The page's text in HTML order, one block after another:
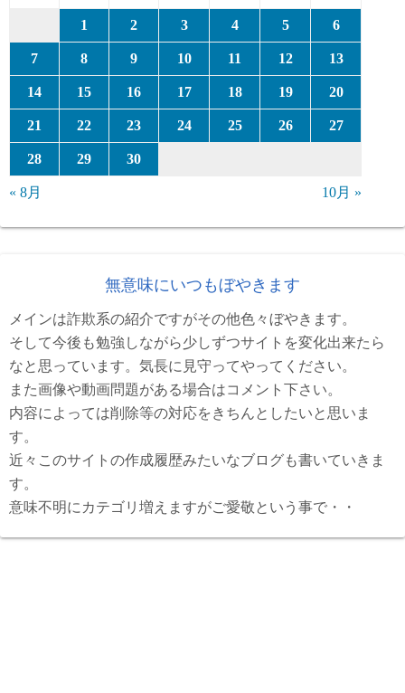
1 2 3 4 5 6
7 8 9 10 11 12 13
14 15 16 17 18 19 20
21 22 23 24 25 26 27
28 29 30
« 8月 10月 »
無意味にいつもぼやきます
メインは詐欺系の紹介ですがその他色々ぼやきます。
そして今後も勉強しながら少しずつサイトを変化出来たら
なと思っています。気長に見守ってやってください。
また画像や動画問題がある場合はコメント下さい。
内容によっては削除等の対応をきちんとしたいと思いま
す。
近々このサイトの作成履歴みたいなブログも書いていきま
す。
意味不明にカテゴリ増えますがご愛敬という事で・・